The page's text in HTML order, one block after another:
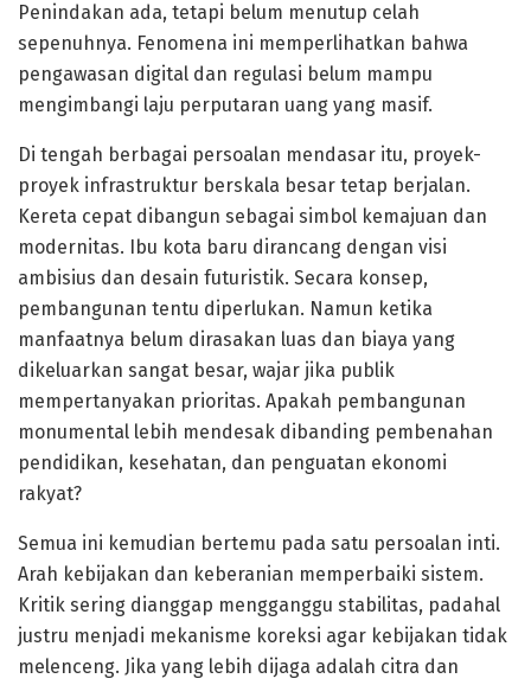
Penindakan ada, tetapi belum menutup celah
sepenuhnya. Fenomena ini memperlihatkan bahwa
pengawasan digital dan regulasi belum mampu
mengimbangi laju perputaran uang yang masif.
Di tengah berbagai persoalan mendasar itu, proyek-
proyek infrastruktur berskala besar tetap berjalan.
Kereta cepat dibangun sebagai simbol kemajuan dan
modernitas. Ibu kota baru dirancang dengan visi
ambisius dan desain futuristik. Secara konsep,
pembangunan tentu diperlukan. Namun ketika
manfaatnya belum dirasakan luas dan biaya yang
dikeluarkan sangat besar, wajar jika publik
mempertanyakan prioritas. Apakah pembangunan
monumental lebih mendesak dibanding pembenahan
pendidikan, kesehatan, dan penguatan ekonomi
rakyat?
Semua ini kemudian bertemu pada satu persoalan inti.
Arah kebijakan dan keberanian memperbaiki sistem.
Kritik sering dianggap mengganggu stabilitas, padahal
justru menjadi mekanisme koreksi agar kebijakan tidak
melenceng. Jika yang lebih dijaga adalah citra dan